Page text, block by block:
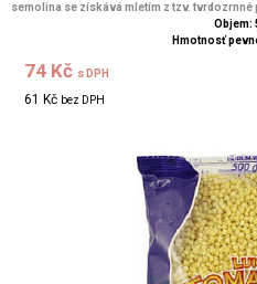
semolina se získává mletím z tzv. tvrdozrnné
Objem:
Hmotnosť
74 Kč s DPH
61 Kč bez DPH